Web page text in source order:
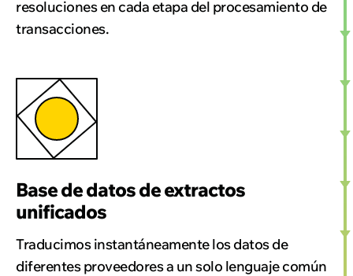
resoluciones en cada etapa del procesamiento de
transacciones.
Base de datos de extractos
unificados
Traducimos instantáneamente los datos de
diferentes proveedores a un solo lenguaje común